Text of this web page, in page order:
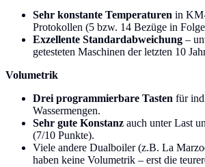
Sehr konstante Temperaturen in
Protokollen (5 bzw. 14 Bezüge in
Exzellente Standardabweichung –
getesteten Maschinen der letzten 10
Volumetrik
Drei programmierbare Tasten für
Wassermengen.
Sehr gute Konstanz auch unter Last
(7/10 Punkte).
Viele andere Dualboiler (z.B. La
haben keine Volumetrik – erst die